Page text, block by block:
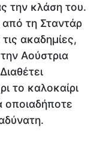
την κλάση του.
από τη Σταντάρ
ακαδημίες,
Αούστρια
το καλοκαίρι
οποιαδήποτε